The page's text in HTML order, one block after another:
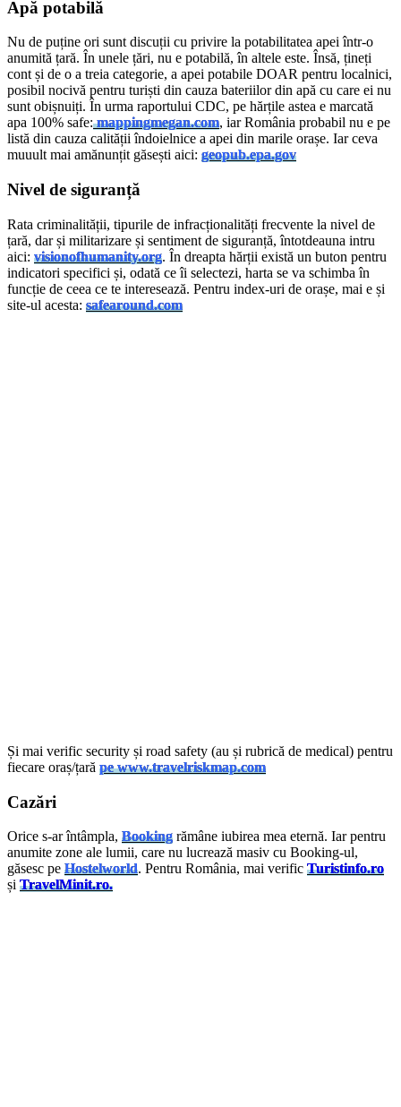
Apă potabilă
Nu de puține ori sunt discuții cu privire la potabilitatea apei într-o
anumită țară. În unele țări, nu e potabilă, în altele este. Însă, țineți
cont și de o a treia categorie, a apei potabile DOAR pentru localnici,
posibil nocivă pentru turiști din cauza bateriilor din apă cu care ei nu
sunt obișnuiți. În urma raportului CDC, pe hărțile astea e marcată
apa 100% safe:mappingmegan.com, iar România probabil nu e pe
listă din cauza calității îndoielnice a apei din marile orașe. Iar ceva
muuult mai amănunțit găsești aici: geopub.epa.gov
Nivel de siguranță
Rata criminalității, tipurile de infracționalități frecvente la nivel de
țară, dar și militarizare și sentiment de siguranță, întotdeauna intru
aici: visionofhumanity.org. În dreapta hărții există un buton pentru
indicatori specifici și, odată ce îi selectezi, harta se va schimba în
funcție de ceea ce te interesează. Pentru index-uri de orașe, mai e și
site-ul acesta: safearound.com
Și mai verific security și road safety (au și rubrică de medical) pentru
fiecare oraș/țară pe www.travelriskmap.com
Cazări
Orice s-ar întâmpla, Booking rămâne iubirea mea eternă. Iar pentru
anumite zone ale lumii, care nu lucrează masiv cu Booking-ul,
găsesc pe Hostelworld. Pentru România, mai verific Turistinfo.ro
și TravelMinit.ro.